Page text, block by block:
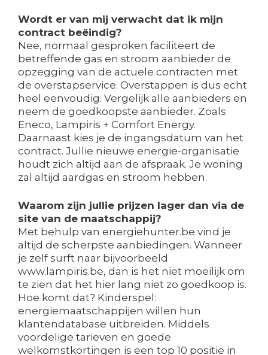
Wordt er van mij verwacht dat ik mijn
contract beëindig?
Nee, normaal gesproken faciliteert de
betreffende gas en stroom aanbieder de
opzegging van de actuele contracten met
de overstapservice. Overstappen is dus echt
heel eenvoudig. Vergelijk alle aanbieders en
neem de goedkoopste aanbieder. Zoals
Eneco, Lampiris + Comfort Energy.
Daarnaast kies je de ingangsdatum van het
contract. Jullie nieuwe energie-organisatie
houdt zich altijd aan de afspraak. Je woning
zal altijd aardgas en stroom hebben.
Waarom zijn jullie prijzen lager dan via de
site van de maatschappij?
Met behulp van energiehunter.be vind je
altijd de scherpste aanbiedingen. Wanneer
je zelf surft naar bijvoorbeeld
www.lampiris.be, dan is het niet moeilijk om
te zien dat het hier lang niet zo goedkoop is.
Hoe komt dat? Kinderspel:
energiemaatschappijen willen hun
klantendatabase uitbreiden. Middels
voordelige tarieven en goede
welkomstkortingen is een top 10 positie in